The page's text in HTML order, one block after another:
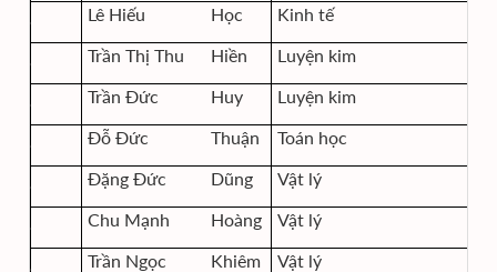
Lê Hiếu Học
Kinh tế
Trần Thị Thu
Hiền
Luyện kim
Trần Đức
Huy
Luyện kim
Đỗ Đức
Thuận
Toán học
Đặng Đức
Dũng
Vật lý
Chu Mạnh
Hoàng
Vật lý
Trần Ngọc
Khiêm
Vật lý